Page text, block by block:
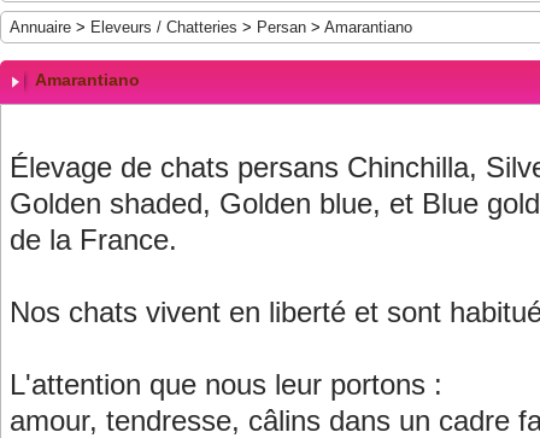
Annuaire > Eleveurs / Chatteries > Persan > Amarantiano
Amarantiano
Élevage de chats persans Chinchilla,
Golden shaded, Golden blue, et Blue
de la France.
Nos chats vivent en liberté et sont
L'attention que nous leur portons :
amour, tendresse, câlins dans un cadre